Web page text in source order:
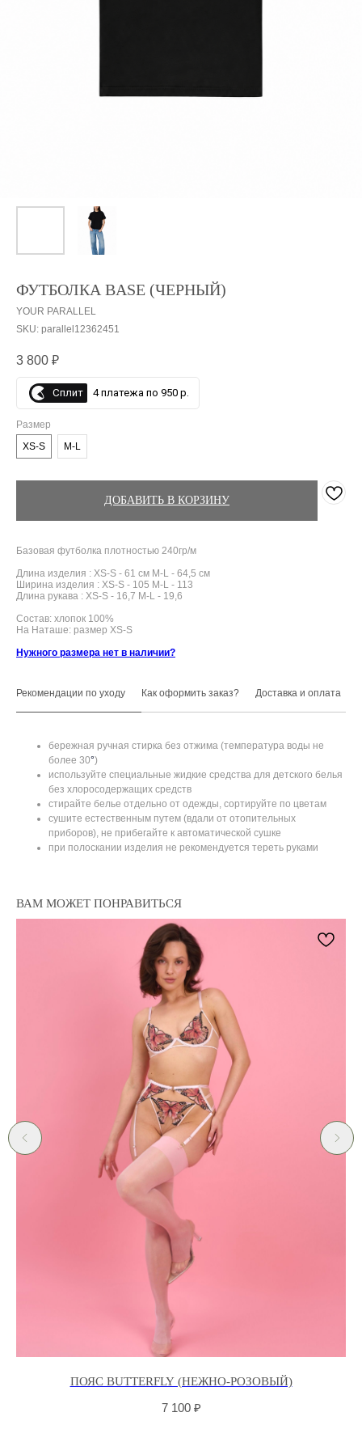
ФУТБОЛКА BASE (ЧЕРНЫЙ)
YOUR PARALLEL
SKU: parallel12362451
3 800 ₽
Сплит 4 платежа по 950 р.
Размер
XS-S
M-L
ДОБАВИТЬ В КОРЗИНУ
Базовая футболка плотностью 240гр/м
Длина изделия : XS-S - 61 см M-L - 64,5 см
Ширина изделия : XS-S - 105 M-L - 113
Длина рукава : XS-S - 16,7 M-L - 19,6
Состав: хлопок 100%
На Наташе: размер XS-S
Нужного размера нет в наличии?
Рекомендации по уходу Как оформить заказ? Доставка и оплата
бережная ручная стирка без отжима (температура воды не
более 30°)
используйте специальные жидкие средства для детского белья
без хлоросодержащих средств
стирайте белье отдельно от одежды, сортируйте по цветам
сушите естественным путем (вдали от отопительных
приборов), не прибегайте к автоматической сушке
при полоскании изделия не рекомендуется тереть руками
ВАМ МОЖЕТ ПОНРАВИТЬСЯ
ПОЯС BUTTERFLY (НЕЖНО-РОЗОВЫЙ)
7 100 ₽